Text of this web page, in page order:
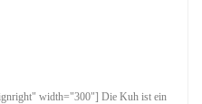
width="300"] Die Kuh ist ein